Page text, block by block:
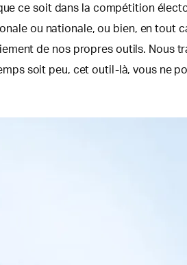
ce soit dans la compétition
ou nationale, ou bien, en tout
de nos propres outils.
soit peu, cet outil-là, vous ne